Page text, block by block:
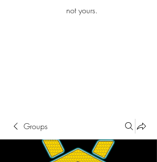
not yours.
Groups